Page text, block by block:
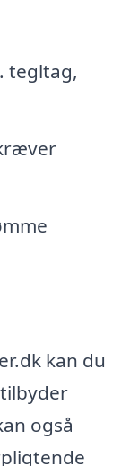
tegltag,
kan du
også